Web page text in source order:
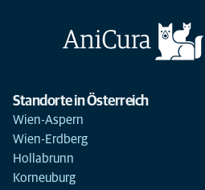
Standorte in Österreich
Wien-Aspern
Wien-Erdberg
Hollabrunn
Korneuburg